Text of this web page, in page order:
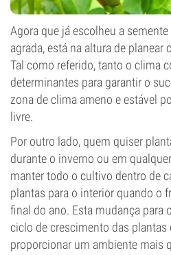
Agora que já escolheu a
agrada, está na altura de
Tal como referido, tanto o clima
determinantes para garantir o
zona de clima ameno e estável
livre.
Por outro lado, quem quiser
durante o inverno ou em
manter todo o cultivo dentro de
plantas para o interior quando o
final do ano. Esta mudança para
ciclo de crescimento das plantas
proporcionar um ambiente mais